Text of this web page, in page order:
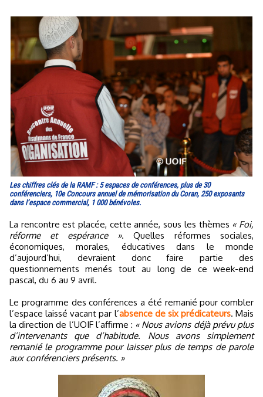
Les chiffres clés de la RAMF : 5 espaces de conférences, plus de 30
conférenciers, 10e Concours annuel de mémorisation du Coran, 250 exposants
dans l’espace commercial, 1 000 bénévoles.
La rencontre est placée, cette année, sous les thèmes « Foi,
réforme et espérance ». Quelles réformes sociales,
économiques, morales, éducatives dans le monde
d’aujourd’hui, devraient donc faire partie des
questionnements menés tout au long de ce week-end
pascal, du 6 au 9 avril.
Le programme des conférences a été remanié pour combler
l’espace laissé vacant par l’absence de six prédicateurs. Mais
la direction de l’UOIF l’affirme : « Nous avions déjà prévu plus
d’intervenants que d’habitude. Nous avons simplement
remanié le programme pour laisser plus de temps de parole
aux conférenciers présents. »